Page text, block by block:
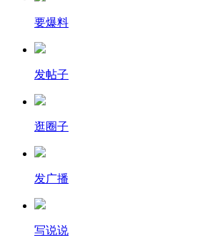
要爆料
发帖子
逛圈子
发广播
写说说